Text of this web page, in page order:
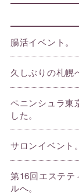
腸活イベント。
久しぶりの札幌
ペニンシュラ東
した。
サロンイベント。
第16回エステテ
ルへ。